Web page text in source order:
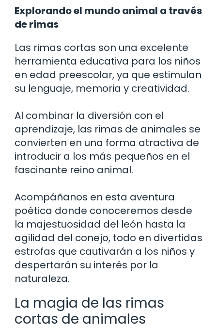
Explorando el mundo animal a través
de rimas
Las rimas cortas son una excelente
herramienta educativa para los niños
en edad preescolar, ya que estimulan
su lenguaje, memoria y creatividad.
Al combinar la diversión con el
aprendizaje, las rimas de animales se
convierten en una forma atractiva de
introducir a los más pequeños en el
fascinante reino animal.
Acompáñanos en esta aventura
poética donde conoceremos desde
la majestuosidad del león hasta la
agilidad del conejo, todo en divertidas
estrofas que cautivarán a los niños y
despertarán su interés por la
naturaleza.
La magia de las rimas
cortas de animales